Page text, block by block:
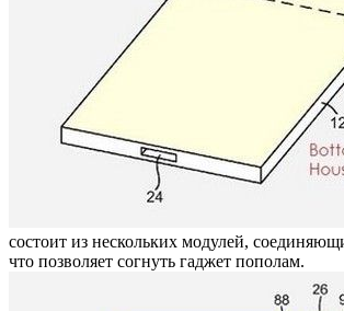
состоит из нескольких модулей,
что позволяет согнуть гаджет пополам.